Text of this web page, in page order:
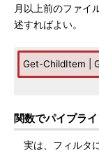
月以上前のファイ
述すればよい。
Get-ChildItem |
関数でパイプラ
実は、フィルタ